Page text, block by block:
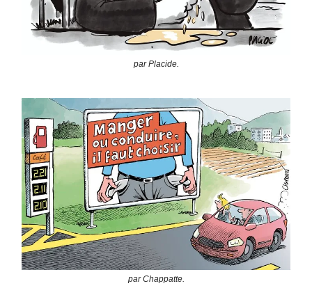
par Placide.
par Chappatte.